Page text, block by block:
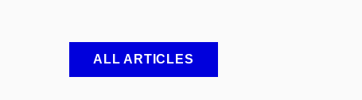
ALL ARTICLES